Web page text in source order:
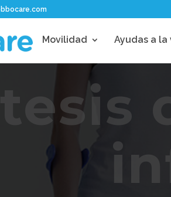
Movilidad Ayudas a